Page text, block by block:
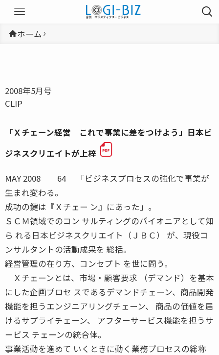
ホーム
2008年5月号
CLIP
「Ｘチェーン経営 これで事業に差をつけよう」日本ビ
ジネスクリエイトが上梓
MAY 2008 64 「ビジネスプロセスの強化で事業が
生まれ変わる。
成功の鍵は『Ｘチェー ン』にあった」。
ＳＣＭ領域でのコン サルティングのパイオニアとして知
ら れる日本ビジネスクリエイト（ＪＢＣ） が、現役コ
ンサルタントの活動成果を 総括。
経営管理の在り方、コンセプト を世に問う。
Ｘチェーンとは、市場・顧客要求 （デマンド）を基本
にした企画プロセ スであるデマンドチェーン、商品開発
機能を担うエンジニアリングチェーン、 商品の価値を届
けるサプライチェーン、 アフターサービス機能を担うサ
ービス チェーンの統合体。
事業活動を進めて いくときに動く業務プロセスの総称